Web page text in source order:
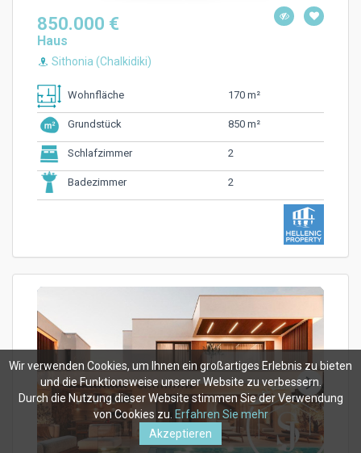
850.000 €
Haus
Sithonia (Chalkidiki)
Wohnfläche 170 m²
Grundstück 850 m²
Schlafzimmer 2
Badezimmer 2
Wir verwenden Cookies, um Ihnen ein großartiges Erlebnis zu bieten
und die Funktionsweise unserer Website zu verbessern.
Durch die Nutzung dieser Website stimmen Sie der Verwendung
von Cookies zu. Erfahren Sie mehr
Akzeptieren